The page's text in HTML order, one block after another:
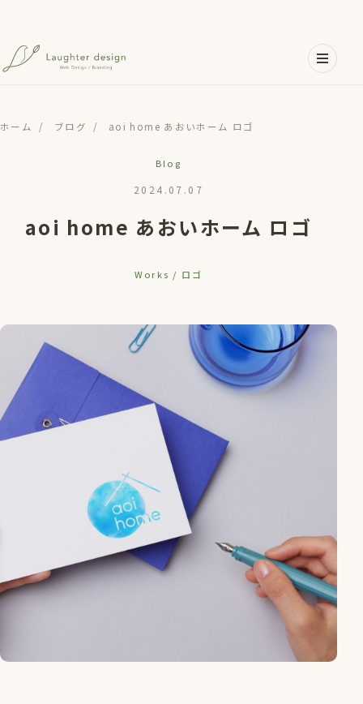
メインコンテンツへスキップ
ホーム / ブログ / aoi home あおいホーム ロゴ
Blog
2024.07.07
aoi home あおいホーム ロゴ
Works / ロゴ